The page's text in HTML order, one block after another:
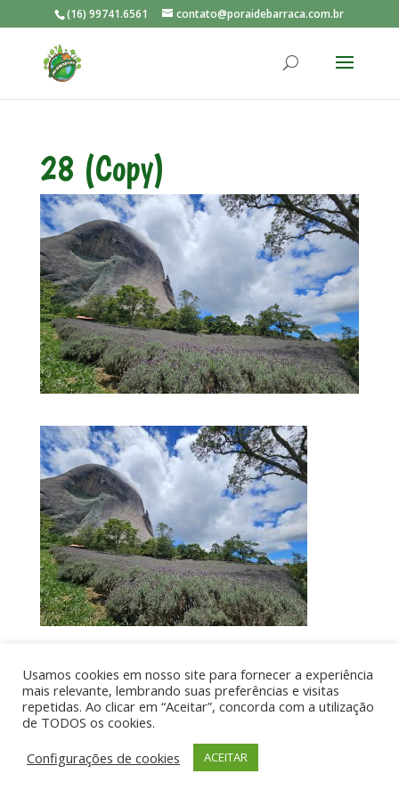
(16) 99741.6561 contato@poraidebarraca.com.br
28 (Copy)
Por aí de Barraca - direitos reservados - Desenvolvido
por UIA WEB
Usamos cookies em nosso site para fornecer a experiência
mais relevante, lembrando suas preferências e visitas
repetidas. Ao clicar em “Aceitar”, concorda com a utilização
de TODOS os cookies.
Configurações de cookies
ACEITAR